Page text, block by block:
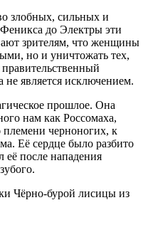
злобных, сильных и
до Электры эти
зрителям, что женщины
но и уничтожать тех,
не является исключением.
прошлое. Она
нам как Россомаха,
черноногих, к
Её сердце было разбито
её после нападения